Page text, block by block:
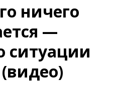
ничего
—
ситуации